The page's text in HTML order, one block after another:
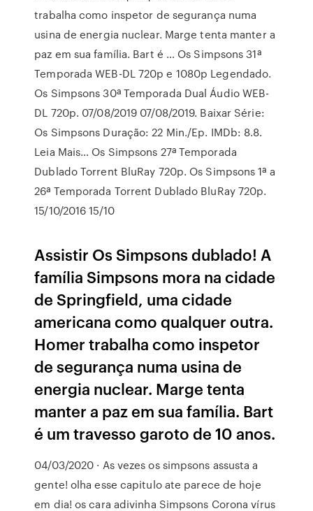
trabalha como inspetor de segurança numa
usina de energia nuclear. Marge tenta manter a
paz em sua família. Bart é … Os Simpsons 31ª
Temporada WEB-DL 720p e 1080p Legendado.
Os Simpsons 30ª Temporada Dual Áudio WEB-
DL 720p. 07/08/2019 07/08/2019. Baixar Série:
Os Simpsons Duração: 22 Min./Ep. IMDb: 8.8.
Leia Mais… Os Simpsons 27ª Temporada
Dublado Torrent BluRay 720p. Os Simpsons 1ª a
26ª Temporada Torrent Dublado BluRay 720p.
15/10/2016 15/10
Assistir Os Simpsons dublado! A
família Simpsons mora na cidade
de Springfield, uma cidade
americana como qualquer outra.
Homer trabalha como inspetor
de segurança numa usina de
energia nuclear. Marge tenta
manter a paz em sua família. Bart
é um travesso garoto de 10 anos.
04/03/2020 · As vezes os simpsons assusta a
gente! olha esse capitulo ate parece de hoje
em dia! os cara adivinha Simpsons Corona vírus